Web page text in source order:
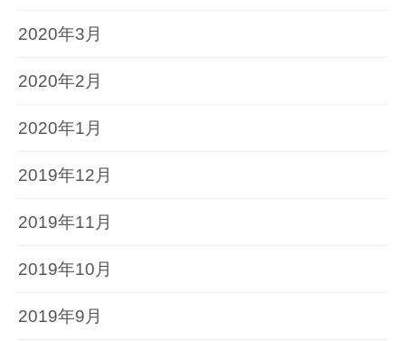
2020年3月
2020年2月
2020年1月
2019年12月
2019年11月
2019年10月
2019年9月